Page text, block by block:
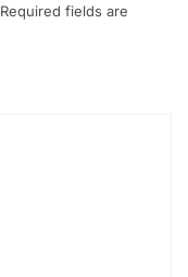
Required fields are